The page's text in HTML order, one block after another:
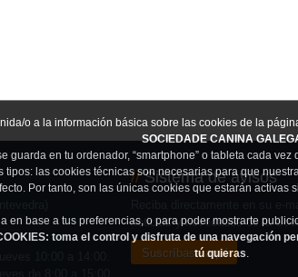
// Sistema de avisos
noticias y novedades de la
Suscríbase aquí
o a la información básica sobre las cookies de la
SOCIEDADE CANINA
en tu ordenador, “smartphone” o tableta cada
las cookies técnicas son necesarias para que
Por tanto, son las únicas cookies que estarán activas
base a tus preferencias, o para poder mostrarte
toma el control y disfruta de una navegación
tú quieras.